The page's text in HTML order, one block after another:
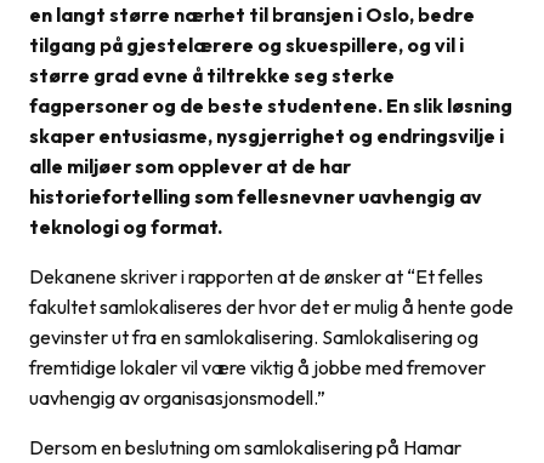
en langt større nærhet til bransjen i Oslo, bedre
tilgang på gjestelærere og skuespillere, og vil i
større grad evne å tiltrekke seg sterke
fagpersoner og de beste studentene. En slik løsning
skaper entusiasme, nysgjerrighet og endringsvilje i
alle miljøer som opplever at de har
historiefortelling som fellesnevner uavhengig av
teknologi og format.
Dekanene skriver i rapporten at de ønsker at “Et felles
fakultet samlokaliseres der hvor det er mulig å hente gode
gevinster ut fra en samlokalisering. Samlokalisering og
fremtidige lokaler vil være viktig å jobbe med fremover
uavhengig av organisasjonsmodell.”
Dersom en beslutning om samlokalisering på Hamar